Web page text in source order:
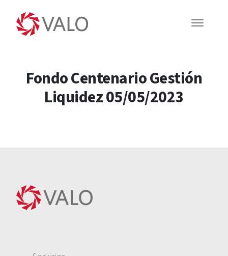
Fondo Centenario Gestión
Liquidez 05/05/2023